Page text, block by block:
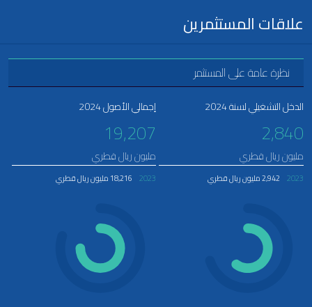
علاقات المستثمرين
نظرة عامة على المستثمر
الدخل التشغيلي لسنة 2024
2,840
مليون ريال قطري
2023 2,942 مليون ريال قطري
إجمالي الأصول 2024
19,207
مليون ريال قطري
2023 18,216 مليون ريال قطري